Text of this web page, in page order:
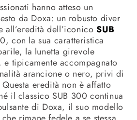
hanno atteso un
da Doxa: un robusto diver
all’eredità dell’iconicoSUB
con la sua caratteristica
la lunetta girevole
e tipicamente accompagnato
arancione o nero, privi di
eredità non è affatto
il classico SUB 300 continua
di Doxa, il suo modello